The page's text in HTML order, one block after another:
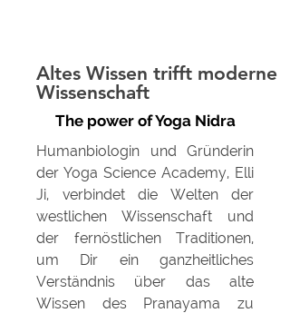
Altes Wissen trifft moderne
Wissenschaft
The power of Yoga Nidra
Humanbiologin und Gründerin
der Yoga Science Academy, Elli
Ji, verbindet die Welten der
westlichen Wissenschaft und
der fernöstlichen Traditionen,
um Dir ein ganzheitliches
Verständnis über das alte
Wissen des Pranayama zu